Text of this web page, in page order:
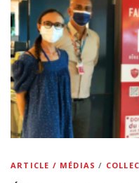
ARTICLE / MÉDIAS /